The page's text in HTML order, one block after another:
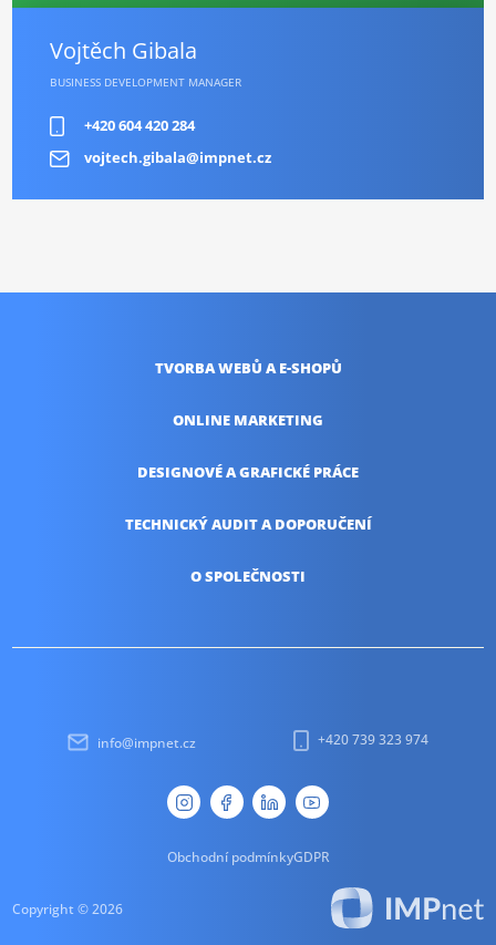
Vojtěch Gibala
BUSINESS DEVELOPMENT MANAGER
+420 604 420 284
vojtech.gibala@impnet.cz
TVORBA WEBŮ A E-SHOPŮ
ONLINE MARKETING
DESIGNOVÉ AGRAFICKÉ PRÁCE
TECHNICKÝ AUDITA DOPORUČENÍ
O SPOLEČNOSTI
info@impnet.cz +420 739 323 974
Obchodní podmínkyGDPR
Copyright © 2026